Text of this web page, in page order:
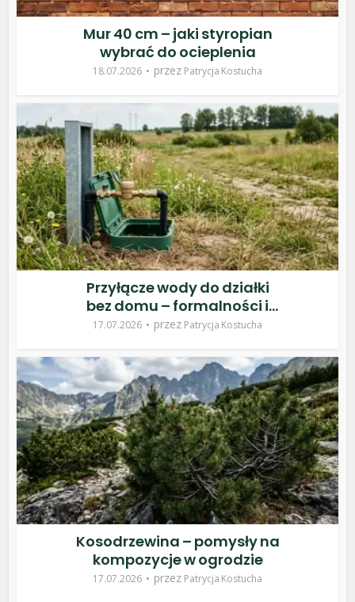
Mur 40 cm – jaki styropian
wybrać do ocieplenia
18.07.2026 przez Patrycja Kostucha
Przyłącze wody do działki
bez domu – formalności i
koszty
17.07.2026 przez Patrycja Kostucha
Kosodrzewina – pomysły na
kompozycje w ogrodzie
17.07.2026 przez Patrycja Kostucha